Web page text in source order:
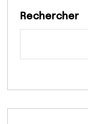
Rechercher